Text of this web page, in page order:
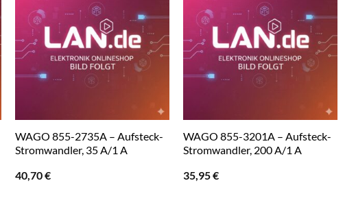
WAGO 855-2735A – Aufsteck-
Stromwandler, 35 A/1 A
40,70€
WAGO 855-3201A – Aufsteck-
Stromwandler, 200 A/1 A
35,95€